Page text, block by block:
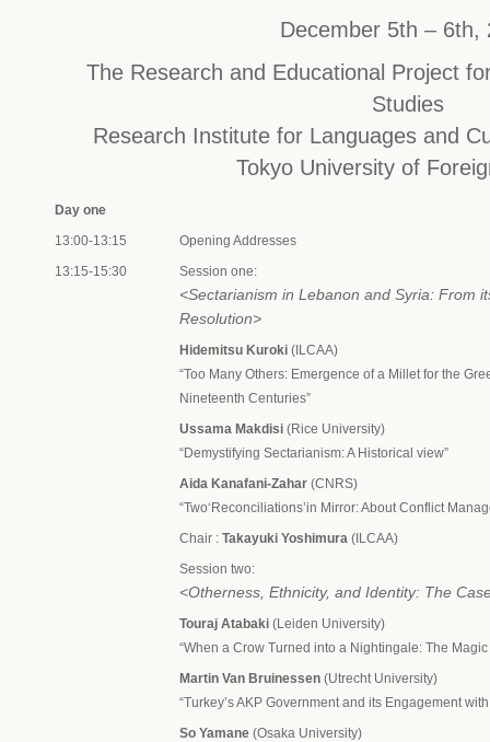
December 5th – 6th,
The Research and Educational Project
Studies
Research Institute for Languages and
Tokyo University of
Day one
13:00-13:15
Opening Addresses
13:15-15:30
Session one:
<Sectarianism in Lebanon and Syria: From
Resolution>
Hidemitsu Kuroki (ILCAA)
“Too Many Others: Emergence of a Millet for the
Nineteenth Centuries”
Ussama Makdisi (Rice University)
“Demystifying Sectarianism: A Historical view”
Aida Kanafani-Zahar (CNRS)
“Two‘Reconciliations’in Mirror: About Conflict
Chair : Takayuki Yoshimura (ILCAA)
Session two:
<Otherness, Ethnicity, and Identity: The
Touraj Atabaki (Leiden University)
“When a Crow Turned into a Nightingale: The
Martin Van Bruinessen (Utrecht University)
“Turkey’s AKP Government and its Engagement
So Yamane (Osaka University)